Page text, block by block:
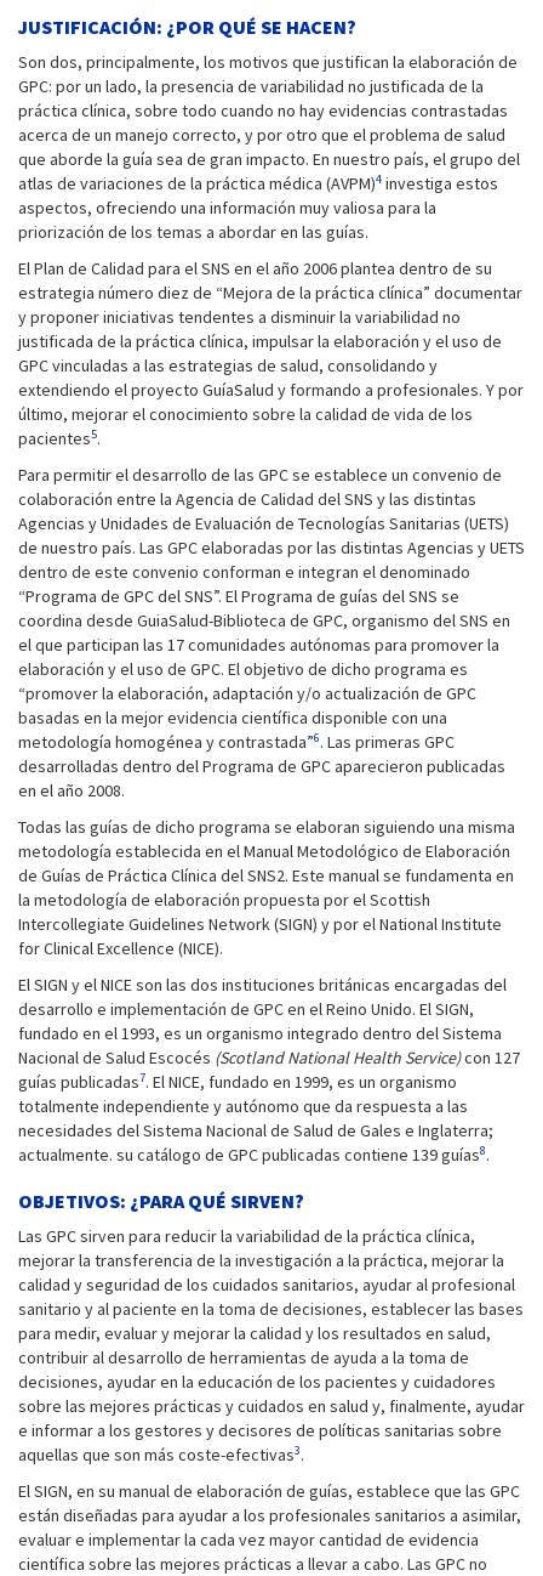
JUSTIFICACIÓN: ¿POR QUÉ SE HACEN?
Son dos, principalmente, los motivos que justifican la elaboración de
GPC: por un lado, la presencia de variabilidad no justificada de la
práctica clínica, sobre todo cuando no hay evidencias contrastadas
acerca de un manejo correcto, y por otro que el problema de salud
que aborde la guía sea de gran impacto. En nuestro país, el grupo del
atlas de variaciones de la práctica médica (AVPM)4 investiga estos
aspectos, ofreciendo una información muy valiosa para la
priorización de los temas a abordar en las guías.
El Plan de Calidad para el SNS en el año 2006 plantea dentro de su
estrategia número diez de “Mejora de la práctica clínica” documentar
y proponer iniciativas tendentes a disminuir la variabilidad no
justificada de la práctica clínica, impulsar la elaboración y el uso de
GPC vinculadas a las estrategias de salud, consolidando y
extendiendo el proyecto GuíaSalud y formando a profesionales. Y por
último, mejorar el conocimiento sobre la calidad de vida de los
pacientes5.
Para permitir el desarrollo de las GPC se establece un convenio de
colaboración entre la Agencia de Calidad del SNS y las distintas
Agencias y Unidades de Evaluación de Tecnologías Sanitarias (UETS)
de nuestro país. Las GPC elaboradas por las distintas Agencias y UETS
dentro de este convenio conforman e integran el denominado
“Programa de GPC del SNS”. El Programa de guías del SNS se
coordina desde GuiaSalud-Biblioteca de GPC, organismo del SNS en
el que participan las 17 comunidades autónomas para promover la
elaboración y el uso de GPC. El objetivo de dicho programa es
“promover la elaboración, adaptación y/o actualización de GPC
basadas en la mejor evidencia científica disponible con una
metodología homogénea y contrastada”6. Las primeras GPC
desarrolladas dentro del Programa de GPC aparecieron publicadas
en el año 2008.
Todas las guías de dicho programa se elaboran siguiendo una misma
metodología establecida en el Manual Metodológico de Elaboración
de Guías de Práctica Clínica del SNS2. Este manual se fundamenta en
la metodología de elaboración propuesta por el Scottish
Intercollegiate Guidelines Network (SIGN) y por el National Institute
for Clinical Excellence (NICE).
El SIGN y el NICE son las dos instituciones británicas encargadas del
desarrollo e implementación de GPC en el Reino Unido. El SIGN,
fundado en el 1993, es un organismo integrado dentro del Sistema
Nacional de Salud Escocés (Scotland National Health Service)con 127
guías publicadas7. El NICE, fundado en 1999, es un organismo
totalmente independiente y autónomo que da respuesta a las
necesidades del Sistema Nacional de Salud de Gales e Inglaterra;
actualmente. su catálogo de GPC publicadas contiene 139 guías8.
OBJETIVOS: ¿PARA QUÉ SIRVEN?
Las GPC sirven para reducir la variabilidad de la práctica clínica,
mejorar la transferencia de la investigación a la práctica, mejorar la
calidad y seguridad de los cuidados sanitarios, ayudar al profesional
sanitario y al paciente en la toma de decisiones, establecer las bases
para medir, evaluar y mejorar la calidad y los resultados en salud,
contribuir al desarrollo de herramientas de ayuda a la toma de
decisiones, ayudar en la educación de los pacientes y cuidadores
sobre las mejores prácticas y cuidados en salud y, finalmente, ayudar
e informar a los gestores y decisores de políticas sanitarias sobre
aquellas que son más coste-efectivas3.
El SIGN, en su manual de elaboración de guías, establece que las GPC
están diseñadas para ayudar a los profesionales sanitarios a asimilar,
evaluar e implementar la cada vez mayor cantidad de evidencia
científica sobre las mejores prácticas a llevar a cabo. Las GPC no